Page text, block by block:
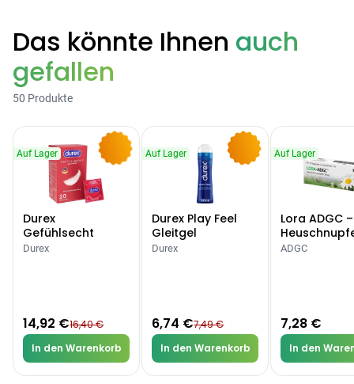
Categories
TestzentrumArzneimittel
&
Gesundheit
Hygiene &
Haushalt
Baby &
Familie
Sanitätshaus
Products
ARZNEIMITTEL & GESUNDHEIT
ARZNEIMITTEL & GESUNDHEIT
Durex Play Feel
Gleitgel
Das könnte Ihnen auch
gefallen
50 Produkte
-9%
Auf Lager
Durex
Gefühlsecht
Classic Kondome
Durex
14,92 €16,40 €
In den Warenkorb
-10%
Auf Lager
Durex Play Feel
Gleitgel
Durex
6,74 €7,49 €
In den Warenkorb
Auf Lager
Lora ADGC
Allergien
ADGC
7,28 €
In den